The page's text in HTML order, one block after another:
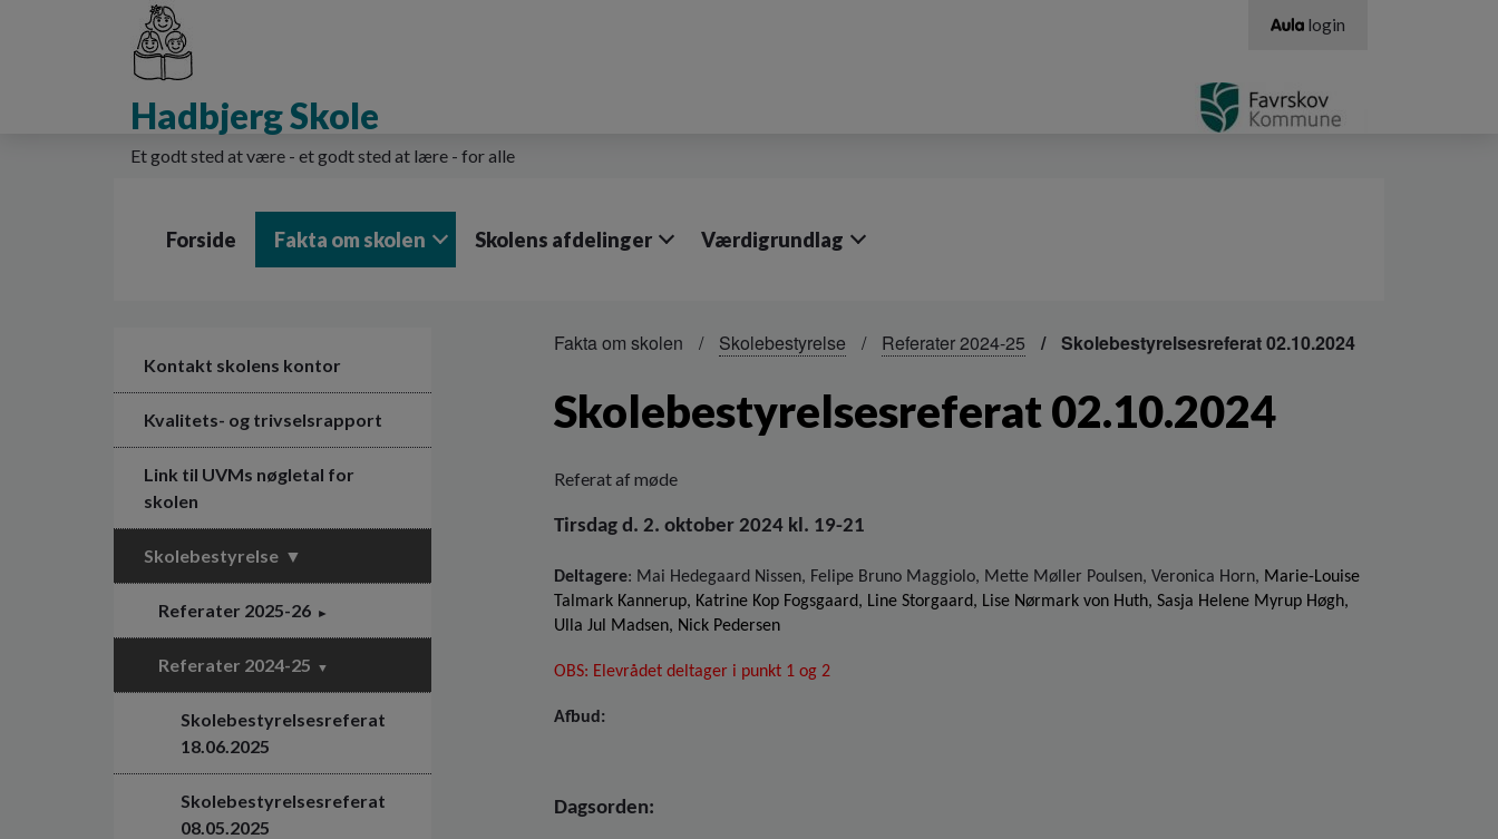
Hadbjerg Skole
Et godt sted at være - et godt sted at lære - for alle
login
Forside Fakta om skolen Skolens afdelinger Værdigrundlag
Kontakt skolens kontor
Kvalitets- og trivselsrapport
Link til UVMs nøgletal for
skolen
Skolebestyrelse
Referater 2025-26
Referater 2024-25
Skolebestyrelsesreferat
18.06.2025
Skolebestyrelsesreferat
08.05.2025
Fakta om skolen Skolebestyrelse Referater 2024-25 Skolebestyrelsesreferat 02.10.2024
Skolebestyrelsesreferat 02.10.2024
Referat af møde
Tirsdag d. 2. oktober 2024 kl. 19-21
Deltagere: Mai Hedegaard Nissen, Felipe Bruno Maggiolo, Mette Møller Poulsen, Veronica Horn, Marie-Louise
Talmark Kannerup, Katrine Kop Fogsgaard, Line Storgaard, Lise Nørmark von Huth, Sasja Helene Myrup Høgh,
Ulla Jul Madsen, Nick Pedersen
OBS: Elevrådet deltager i punkt 1 og 2
Afbud:
Dagsorden: